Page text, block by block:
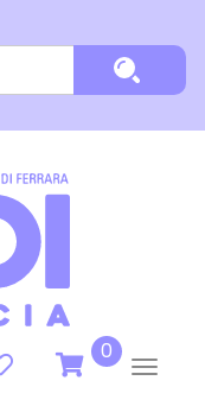
0prodotti
inseriti